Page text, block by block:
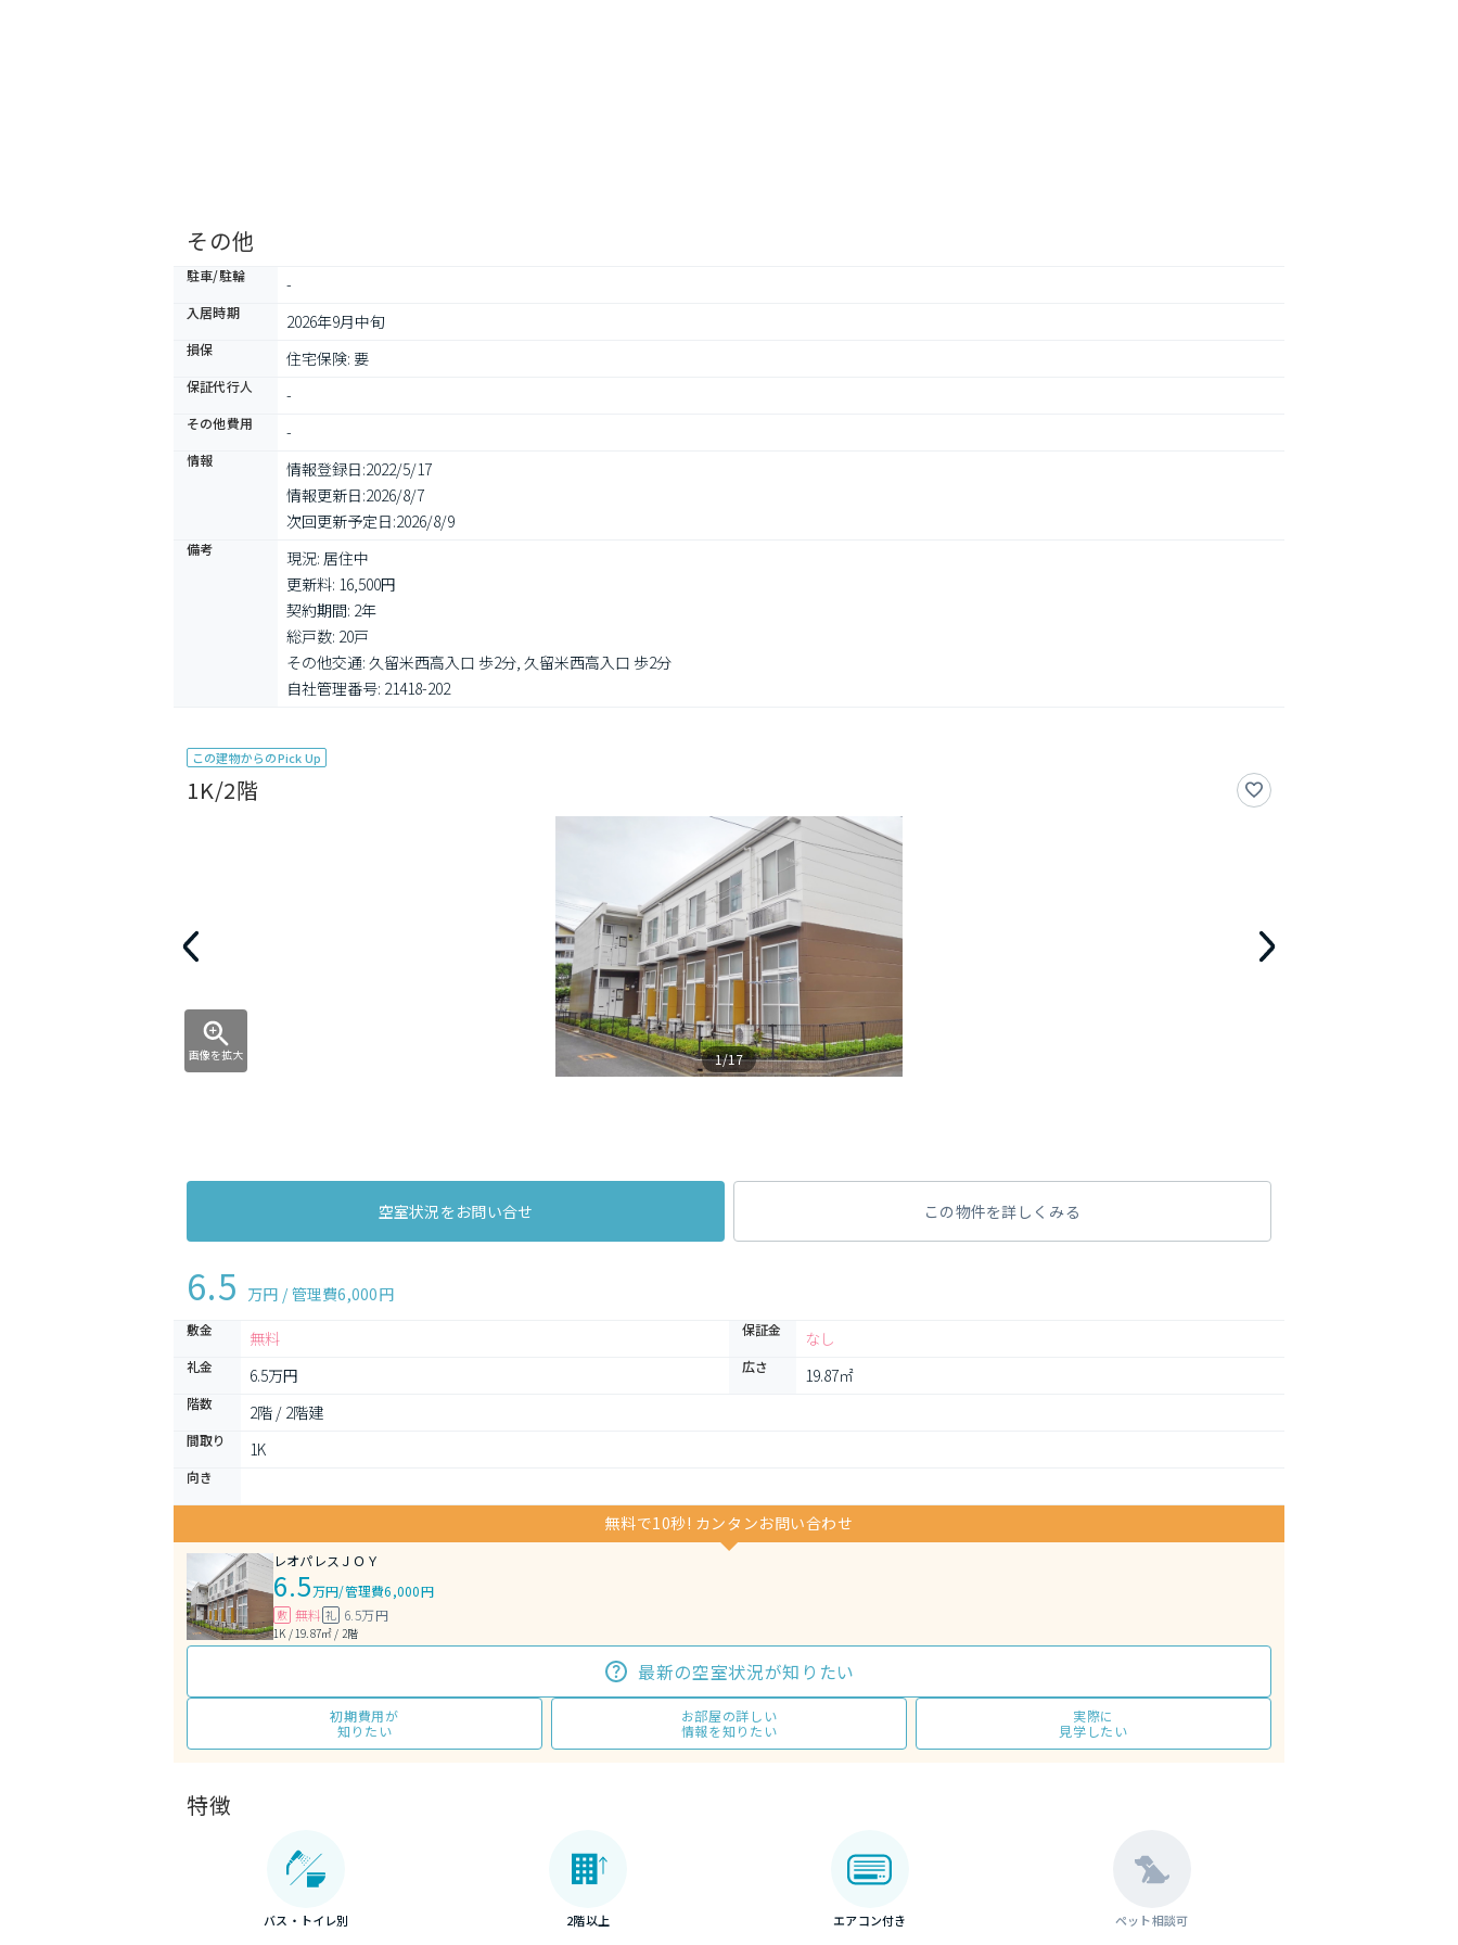
その他
駐車/駐輪 -
入居時期 2026年9月中旬
損保 住宅保険: 要
保証代行人 -
その他費用 -
情報 情報登録日:2022/5/17
情報更新日:2026/8/7
次回更新予定日:2026/8/9
備考
現況: 居住中
更新料: 16,500円
契約期間: 2年
総戸数: 20戸
その他交通: 久留米西高入口 歩2分, 久留米西高入口 歩2分
自社管理番号: 21418-202
この建物からのPick Up
1K/2階
画像を拡大 1/17
空室状況をお問い合せ この物件を詳しくみる
6.5 万円 / 管理費6,000円
敷金 無料 保証金 なし
礼金 6.5万円 広さ 19.87㎡
階数 2階 / 2階建
間取り 1K
向き
無料で10秒! カンタンお問い合わせ
レオパレスＪＯＹ
6.5万円/管理費6,000円
敷 無料 礼 6.5万円
1K / 19.87㎡ / 2階
最新の空室状況が知りたい
初期費用が
知りたい
お部屋の詳しい
情報を知りたい
実際に
見学したい
特徴
バス・トイレ別 2階以上 エアコン付き ペット相談可